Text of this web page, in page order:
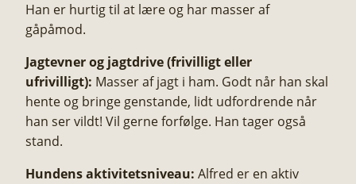
Han er hurtig til at lære og har masser af
gåpåmod.
Jagtevner og jagtdrive (frivilligt eller
ufrivilligt): Masser af jagt i ham. Godt når han skal
hente og bringe genstande, lidt udfordrende når
han ser vildt! Vil gerne forfølge. Han tager også
stand.
Hundens aktivitetsniveau: Alfred er en aktiv